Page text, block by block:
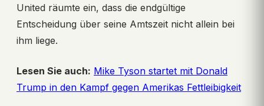
United räumte ein, dass die endgültige
Entscheidung über seine Amtszeit nicht allein bei
ihm liege.
Lesen Sie auch: Mike Tyson startet mit Donald
Trump in den Kampf gegen Amerikas Fettleibigkeit